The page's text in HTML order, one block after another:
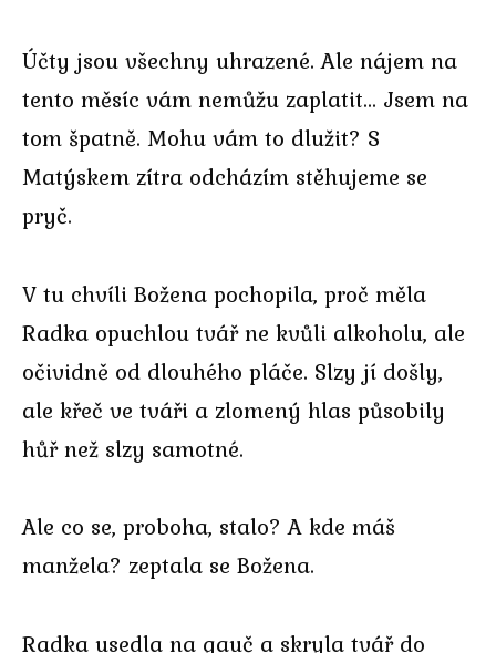
Účty jsou všechny uhrazené. Ale nájem na
tento měsíc vám nemůžu zaplatit… Jsem na
tom špatně. Mohu vám to dlužit? S
Matýskem zítra odcházím stěhujeme se
pryč.
V tu chvíli Božena pochopila, proč měla
Radka opuchlou tvář ne kvůli alkoholu, ale
očividně od dlouhého pláče. Slzy jí došly,
ale křeč ve tváři a zlomený hlas působily
hůř než slzy samotné.
Ale co se, proboha, stalo? A kde máš
manžela? zeptala se Božena.
Radka usedla na gauč a skryla tvář do